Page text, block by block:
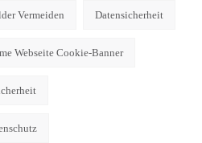
Vermeiden Datensicherheit
Webseite Cookie-Banner